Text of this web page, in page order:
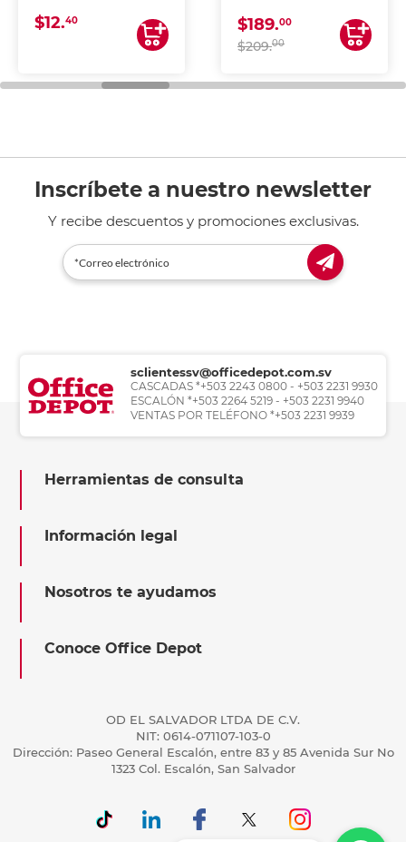
$12.40 $189.00
$209.00
Inscríbete a nuestro newsletter
Y recibe descuentos y promociones exclusivas.
sclientessv@officedepot.com.sv
CASCADAS *+503 2243 0800 - +503 2231 9930
ESCALÓN *+503 2264 5219 - +503 2231 9940
VENTAS POR TELÉFONO *+503 2231 9939
Herramientas de consulta
Información legal
Nosotros te ayudamos
Conoce Office Depot
OD EL SALVADOR LTDA DE C.V.
NIT: 0614-071107-103-0
Dirección: Paseo General Escalón, entre 83 y 85 Avenida Sur No
1323 Col. Escalón, San Salvador